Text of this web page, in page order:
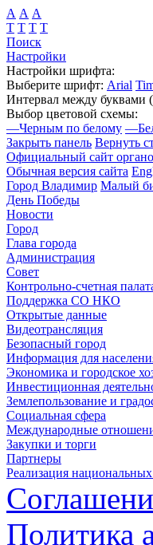
А А А
Т Т Т Т
Поиск
Настройки
Настройки шрифта:
Выберите шрифт: Arial
Интервал между буквами
Выбор цветовой схемы:
—Черным по белому —
Закрыть панель Вернуть
Официальный сайт
Обычная версия сайта
Город Владимир Малый
День Победы
Новости
Город
Глава города
Администрация
Совет
Контрольно-счетная
Поддержка СО НКО
Открытые данные
Видеотрансляция
Безопасный город
Информация для
Экономика и городское
Инвестиционная
Землепользование и
Социальная сфера
Международные
Закупки и торги
Партнеры
Реализация
Политика